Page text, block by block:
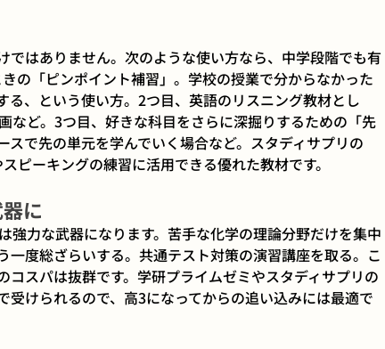
ではありません。次のような使い方なら、中学段階でも有
の「ピンポイント補習」。学校の授業で分からなかった
、という使い方。2つ目、英語のリスニング教材とし
など。3つ目、好きな科目をさらに深掘りするための「先
で先の単元を学んでいく場合など。スタディサプリの
ピーキングの練習に活用できる優れた教材です。
に
強力な武器になります。苦手な化学の理論分野だけを集中
度総ざらいする。共通テスト対策の演習講座を取る。こ
スパは抜群です。学研プライムゼミやスタディサプリの
けられるので、高3になってからの追い込みには最適で